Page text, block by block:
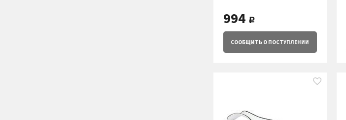
994 руб.
СООБЩИТЬ О ПОСТУПЛЕНИИ